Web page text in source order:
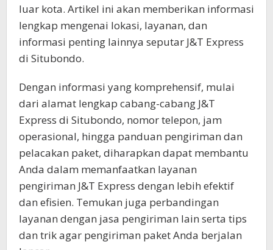
luar kota. Artikel ini akan memberikan informasi
lengkap mengenai lokasi, layanan, dan
informasi penting lainnya seputar J&T Express
di Situbondo.
Dengan informasi yang komprehensif, mulai
dari alamat lengkap cabang-cabang J&T
Express di Situbondo, nomor telepon, jam
operasional, hingga panduan pengiriman dan
pelacakan paket, diharapkan dapat membantu
Anda dalam memanfaatkan layanan
pengiriman J&T Express dengan lebih efektif
dan efisien. Temukan juga perbandingan
layanan dengan jasa pengiriman lain serta tips
dan trik agar pengiriman paket Anda berjalan